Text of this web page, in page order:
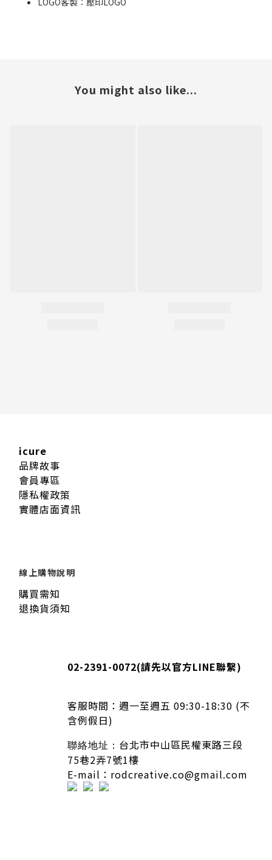
You might also like...
icure
品牌故事
會員專區
隱私權政策
實體店面資訊
線上購物說明
購買需知
退換貨須知
02-2391-0072(請先以官方LINE聯繫)
客服時間： 週一至週五 09:30-18:30 (不
含例假日)
聯絡地址： 台北市中山區民權東路三段
75巷2弄7號1樓
E-mail：rodcreative.co@gmail.com